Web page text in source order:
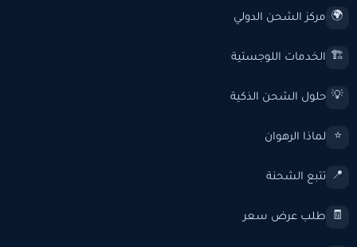
🌍 مركز الشحن الدولي
🏗️ الخدمات اللوجستية
💡 حلول الشحن الذكية
⭐ لماذا الرهوان
📍 تتبع الشحنة
🧾 طلب عرض سعر